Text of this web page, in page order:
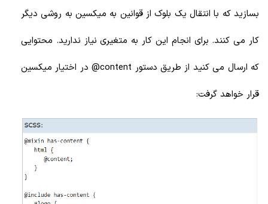
بسازید که با انتقال یک بلوک از قوانین به میکسین به روشی دیگر
کار می کنند. برای انجام این کار به متغیری نیاز ندارید. محتوایی
که ارسال می کنید از طریق دستور content@ در اختیار میکسین
قرار خواهد گرفت: